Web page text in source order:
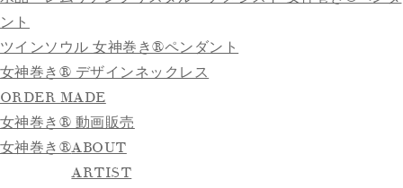
ント
ツインソウル 女神巻き®ペンダント
女神巻き® デザインネックレス
ORDER MADE
女神巻き® 動画販売
女神巻き®ABOUT
ARTIST